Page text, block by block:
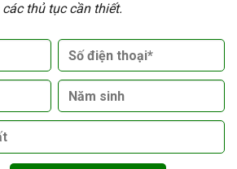
thủ tục cần thiết.